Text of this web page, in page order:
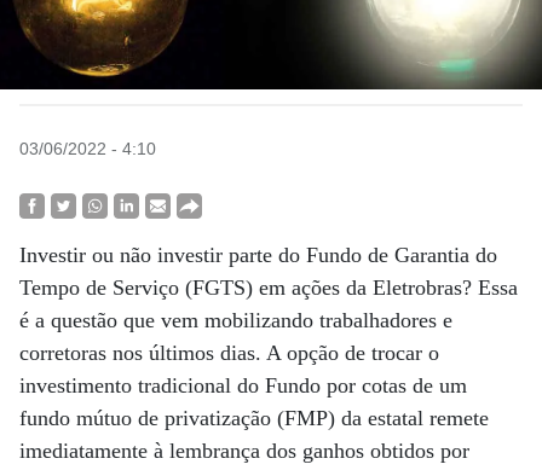
03/06/2022 - 4:10
Investir ou não investir parte do Fundo de Garantia do
Tempo de Serviço (FGTS) em ações da Eletrobras? Essa
é a questão que vem mobilizando trabalhadores e
corretoras nos últimos dias. A opção de trocar o
investimento tradicional do Fundo por cotas de um
fundo mútuo de privatização (FMP) da estatal remete
imediatamente à lembrança dos ganhos obtidos por